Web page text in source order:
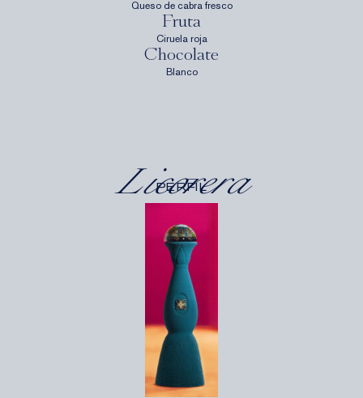
Queso de cabra fresco
Fruta
Ciruela roja
Chocolate
Blanco
PERFIL
Licorera